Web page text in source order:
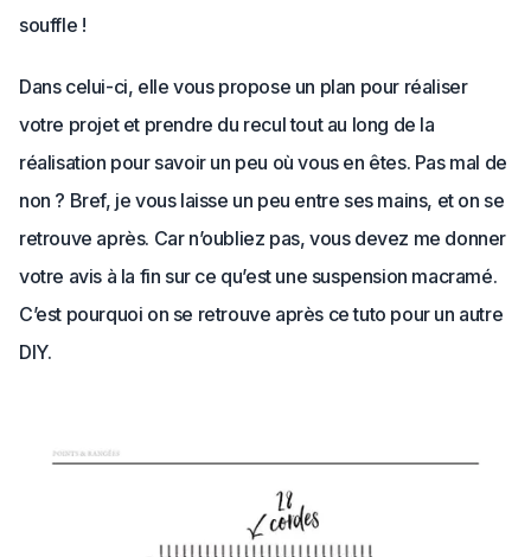
souffle !
Dans celui-ci, elle vous propose un plan pour réaliser
votre projet et prendre du recul tout au long de la
réalisation pour savoir un peu où vous en êtes. Pas mal de
non ? Bref, je vous laisse un peu entre ses mains, et on se
retrouve après. Car n’oubliez pas, vous devez me donner
votre avis à la fin sur ce qu’est une suspension macramé.
C’est pourquoi on se retrouve après ce tuto pour un autre
DIY.